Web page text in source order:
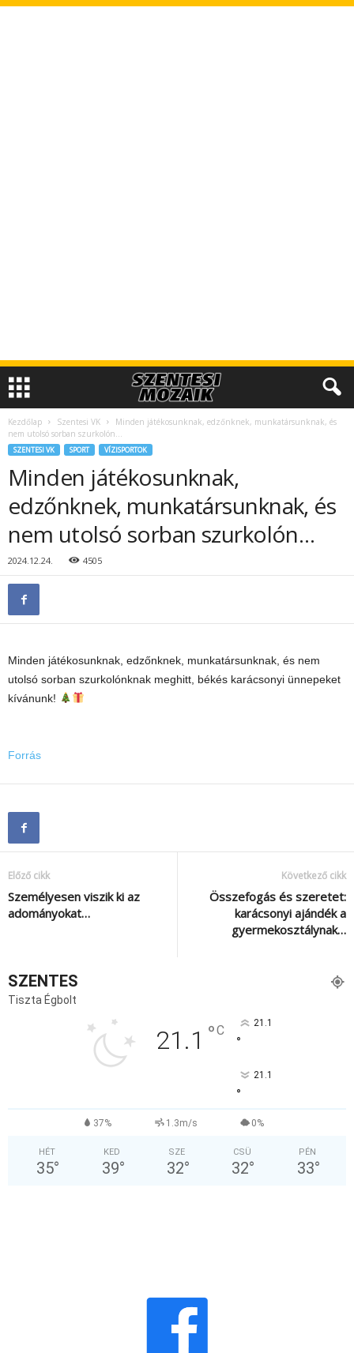
Kezdőlap Szentesi VK
Minden játékosunknak, edzőnknek, munkatársunknak, és
nem utolsó sorban szurkolón…
SZENTESI VK SPORT VÍZISPORTOK
Minden játékosunknak,
edzőnknek, munkatársunknak, és
nem utolsó sorban szurkolón…
2024.12.24. 4505
Minden játékosunknak, edzőnknek, munkatársunknak, és nem
utolsó sorban szurkolónknak meghitt, békés karácsonyi ünnepeket
kívánunk!
Forrás
Előző cikk
Személyesen viszik ki az
adományokat…
Következő cikk
Összefogás és szeretet:
karácsonyi ajándék a
gyermekosztálynak…
SZENTES
Tiszta Égbolt
21.1 °C 21.1
°
21.1
°
37% 1.3m/s 0%
HÉT
35°
KED
39°
SZE
32°
CSÜ
32°
PÉN
33°